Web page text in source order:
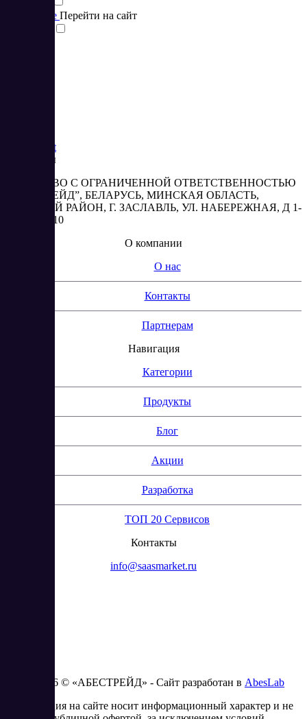
Подробнее Перейти на сайт
Market
Реквизиты
ОБЩЕСТВО С ОГРАНИЧЕННОЙ ОТВЕТСТВЕННОСТЬЮ
“АБЕСТРЕЙД”, БЕЛАРУСЬ, МИНСКАЯ ОБЛАСТЬ,
МИНСКИЙ РАЙОН, Г. ЗАСЛАВЛЬ, УЛ. НАБЕРЕЖНАЯ, Д 1-
2, КОМ. 310
О компании
О нас
Контакты
Партнерам
Навигация
Категории
Продукты
Блог
Акции
Разработка
ТОП 20 Сервисов
Контакты
info@saasmarket.ru
2023 - 2026 © «АБЕСТРЕЙД» - Сайт разработан в AbesLab
Информация на сайте носит информационный характер и не